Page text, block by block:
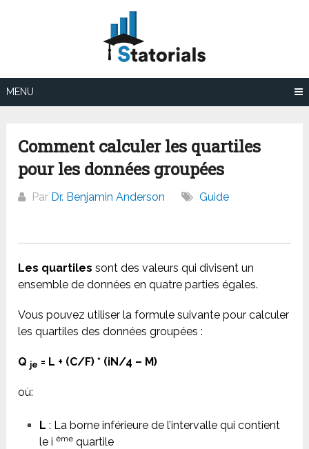
MENU
Comment calculer les quartiles
pour les données groupées
Par Dr. Benjamin Anderson Guide
Les quartiles sont des valeurs qui divisent un
ensemble de données en quatre parties égales.
Vous pouvez utiliser la formule suivante pour calculer
les quartiles des données groupées :
Q je = L + (C/F) * (iN/4 – M)
où:
L : La borne inférieure de l’intervalle qui contient
le i èmequartile